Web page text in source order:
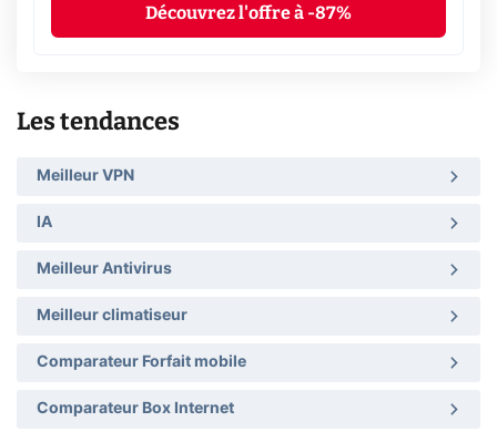
Découvrez l'offre à -87%
Les tendances
Meilleur VPN
IA
Meilleur Antivirus
Meilleur climatiseur
Comparateur Forfait mobile
Comparateur Box Internet